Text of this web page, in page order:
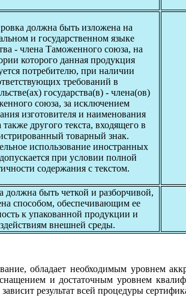
должна быть изложена на
и государственном языке
- члена Таможенного союза, на
которого данная продукция
потребителю, при наличии
требований в
государства(в) - члена(ов)
союза, за исключением
изготовителя и наименования
также другого текста, входящего в
товарный знак.
использование иностранных
при условии полной
содержания с текстом.
должна быть четкой и разборчивой,
способом, обеспечивающим ее
к упакованной продукции и
внешней среды.
обладает необходимым уровнем
и достаточным уровнем
результат всей процедуры